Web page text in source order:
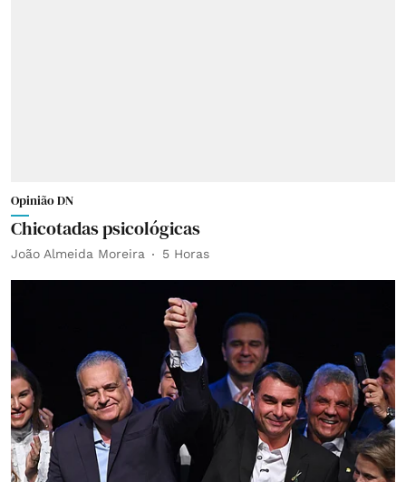
Opinião DN
Chicotadas psicológicas
João Almeida Moreira 5 Horas